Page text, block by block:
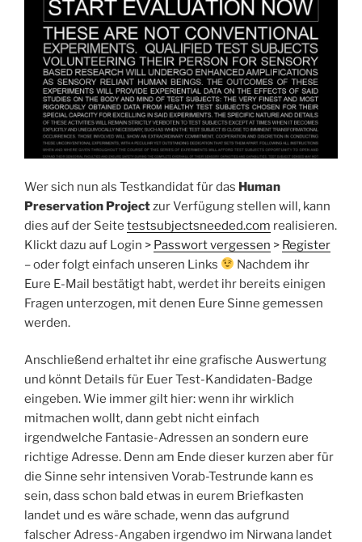
Wer sich nun als Testkandidat für das Human
Preservation Projectzur Verfügung stellen will, kann
dies auf der Seite testsubjectsneeded.com realisieren.
Klickt dazu auf Login > Passwort vergessen > Register
– oder folgt einfach unseren Links
Nachdem ihr
Eure E-Mail bestätigt habt, werdet ihr bereits einigen
Fragen unterzogen, mit denen Eure Sinne gemessen
werden.
Anschließend erhaltet ihr eine grafische Auswertung
und könnt Details für Euer Test-Kandidaten-Badge
eingeben. Wie immer gilt hier: wenn ihr wirklich
mitmachen wollt, dann gebt nicht einfach
irgendwelche Fantasie-Adressen an sondern eure
richtige Adresse. Denn am Ende dieser kurzen aber für
die Sinne sehr intensiven Vorab-Testrunde kann es
sein, dass schon bald etwas in eurem Briefkasten
landet und es wäre schade, wenn das aufgrund
falscher Adress-Angaben irgendwo im Nirwana landet